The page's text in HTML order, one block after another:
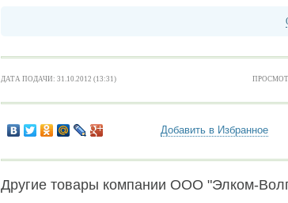
ДАТА ПОДАЧИ: 31.10.2012 (13:31)
Добавить в Избранное
Другие товары компании ООО "Элком-